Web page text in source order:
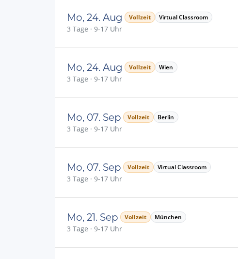
Mo, 24. Aug Vollzeit Virtual Classroom
3 Tage · 9-17 Uhr
Mo, 24. Aug Vollzeit Wien
3 Tage · 9-17 Uhr
Mo, 07. Sep Vollzeit Berlin
3 Tage · 9-17 Uhr
Mo, 07. Sep Vollzeit Virtual Classroom
3 Tage · 9-17 Uhr
Mo, 21. Sep Vollzeit München
3 Tage · 9-17 Uhr